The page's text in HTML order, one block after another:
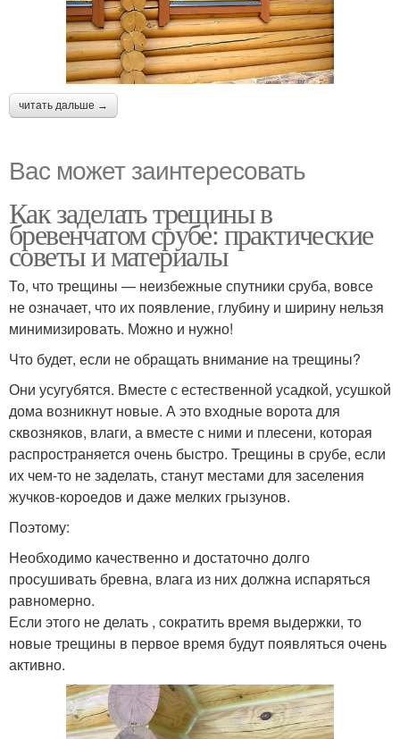
читать дальше →
Вас может заинтересовать
Как заделать трещины в
бревенчатом срубе: практические
советы и материалы
То, что трещины — неизбежные спутники сруба, вовсе
не означает, что их появление, глубину и ширину нельзя
минимизировать. Можно и нужно!
Что будет, если не обращать внимание на трещины?
Они усугубятся. Вместе с естественной усадкой, усушкой
дома возникнут новые. А это входные ворота для
сквозняков, влаги, а вместе с ними и плесени, которая
распространяется очень быстро. Трещины в срубе, если
их чем-то не заделать, станут местами для заселения
жучков-короедов и даже мелких грызунов.
Поэтому:
Необходимо качественно и достаточно долго
просушивать бревна, влага из них должна испаряться
равномерно.
Если этого не делать , сократить время выдержки, то
новые трещины в первое время будут появляться очень
активно.